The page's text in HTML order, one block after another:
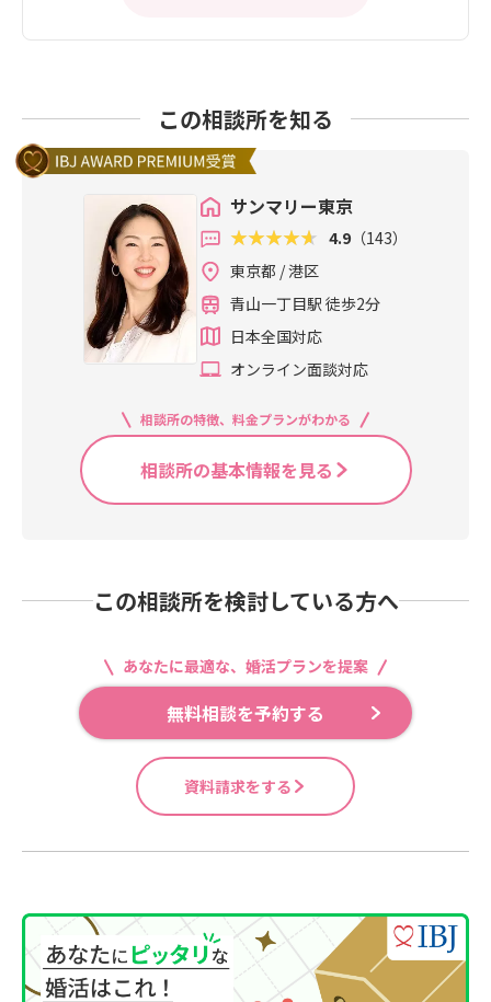
この相談所を知る
サンマリー東京
4.9 （143）
東京都 / 港区
青山一丁目駅 徒歩2分
日本全国対応
オンライン面談対応
相談所の特徴、料金プランがわかる
相談所の基本情報を見る
この相談所を検討している方へ
あなたに最適な、婚活プランを提案
無料相談を予約する
資料請求をする